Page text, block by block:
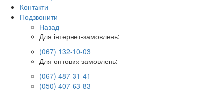
Контакти
Подзвонити
Назад
Для інтернет-замовлень:
(067) 132-10-03
Для оптових замовлень:
(067) 487-31-41
(050) 407-63-83